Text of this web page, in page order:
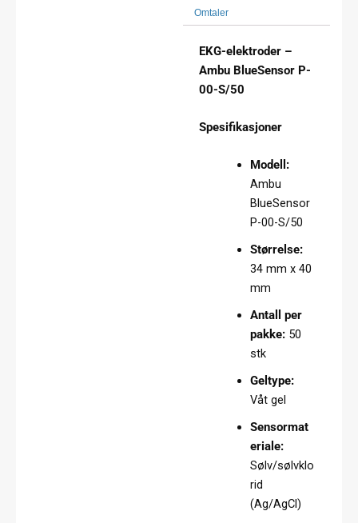
Omtaler
EKG-elektroder –
Ambu BlueSensor P-
00-S/50
Spesifikasjoner
Modell:
Ambu
BlueSensor
P-00-S/50
Størrelse:
34 mm x 40
mm
Antall per
pakke:50
stk
Geltype:
Våt gel
Sensormat
eriale:
Sølv/sølvklo
rid
(Ag/AgCl)